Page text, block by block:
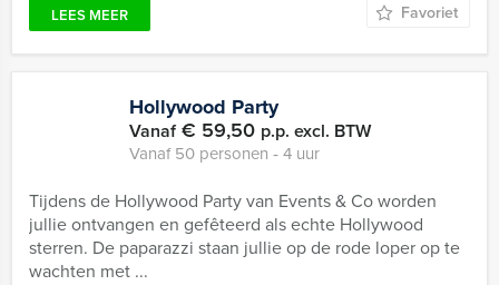
LEES MEER Favoriet
Hollywood Party
Vanaf€ 59,50 p.p. excl. BTW
Vanaf 50 personen ‐ 4 uur
Tijdens de Hollywood Party van Events & Co worden
jullie ontvangen en gefêteerd als echte Hollywood
sterren. De paparazzi staan jullie op de rode loper op te
wachten met ...